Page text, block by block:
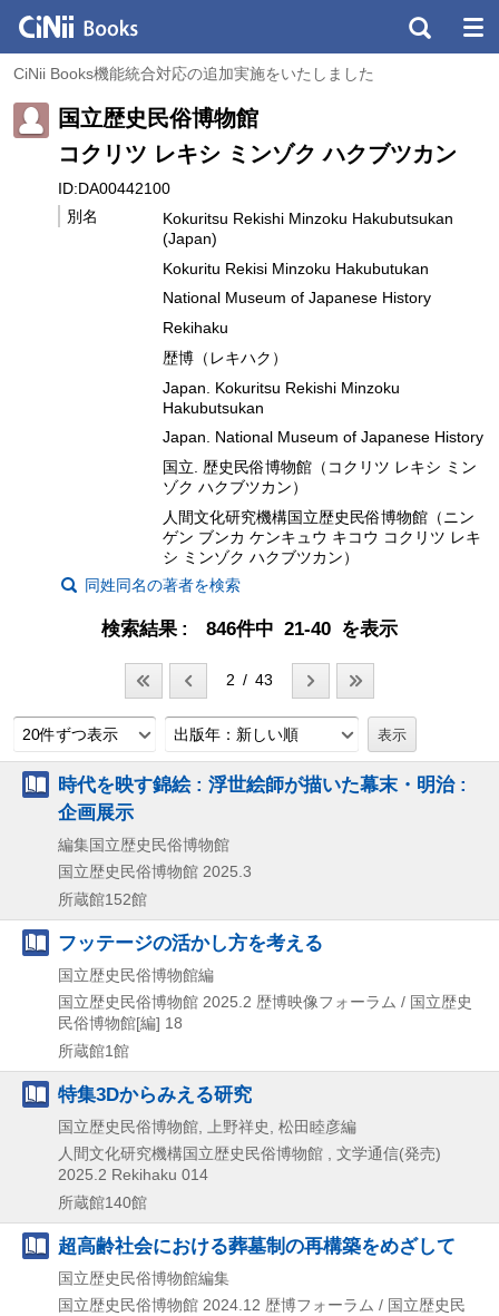
CiNii Books機能統合対応の追加実施をいたしました
国立歴史民俗博物館
コクリツ レキシ ミンゾク ハクブツカン
ID:DA00442100
別名
Kokuritsu Rekishi Minzoku Hakubutsukan
(Japan)
Kokuritu Rekisi Minzoku Hakubutukan
National Museum of Japanese History
Rekihaku
歴博（レキハク）
Japan. Kokuritsu Rekishi Minzoku
Hakubutsukan
Japan. National Museum of Japanese History
国立. 歴史民俗博物館（コクリツ レキシ ミン
ゾク ハクブツカン）
人間文化研究機構国立歴史民俗博物館（ニン
ゲン ブンカ ケンキュウ キコウ コクリツ レキ
シ ミンゾク ハクブツカン）
同姓同名の著者を検索
検索結果 846件中 21-40 を表示
2 / 43
20件ずつ表示 出版年：新しい順
時代を映す錦絵 : 浮世絵師が描いた幕末・明治 :
企画展示
編集国立歴史民俗博物館
国立歴史民俗博物館 2025.3
所蔵館152館
フッテージの活かし方を考える
国立歴史民俗博物館編
国立歴史民俗博物館 2025.2 歴博映像フォーラム / 国立歴史
民俗博物館[編] 18
所蔵館1館
特集3Dからみえる研究
国立歴史民俗博物館, 上野祥史, 松田睦彦編
人間文化研究機構国立歴史民俗博物館 , 文学通信(発売)
2025.2 Rekihaku 014
所蔵館140館
超高齢社会における葬墓制の再構築をめざして
国立歴史民俗博物館編集
国立歴史民俗博物館 2024.12 歴博フォーラム / 国立歴史民